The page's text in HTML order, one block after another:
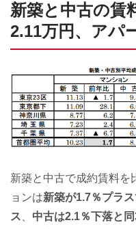
新築と中古の賃
2.11万円、アパ
新築と中古で成約賃料を
ョンは新築が1.7％プラ
ス
中古は2.1％下落と